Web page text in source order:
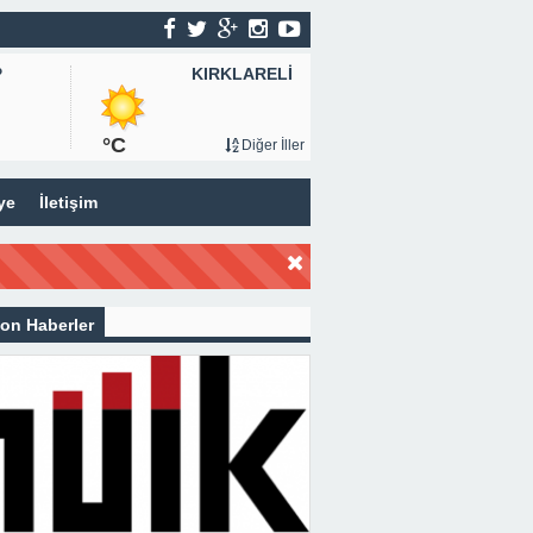
KIRKLARELİ
°C Diğer İller
İletişim
Haberler